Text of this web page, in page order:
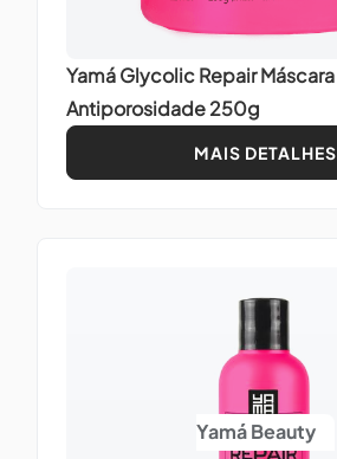
Yamá Glycolic Repair Máscara
Antiporosidade 250g
MAIS DETALHES
Yamá Beauty